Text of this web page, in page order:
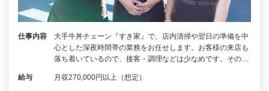
仕事内容
大手牛丼チェーン『すき家』で、店内清掃や翌日の準備を中
心とした深夜時間帯の業務をお任せします。お客様の来店も
落ち着いているので、接客・調理などは少なめです。その…
給与 月収270,000円以上（想定）